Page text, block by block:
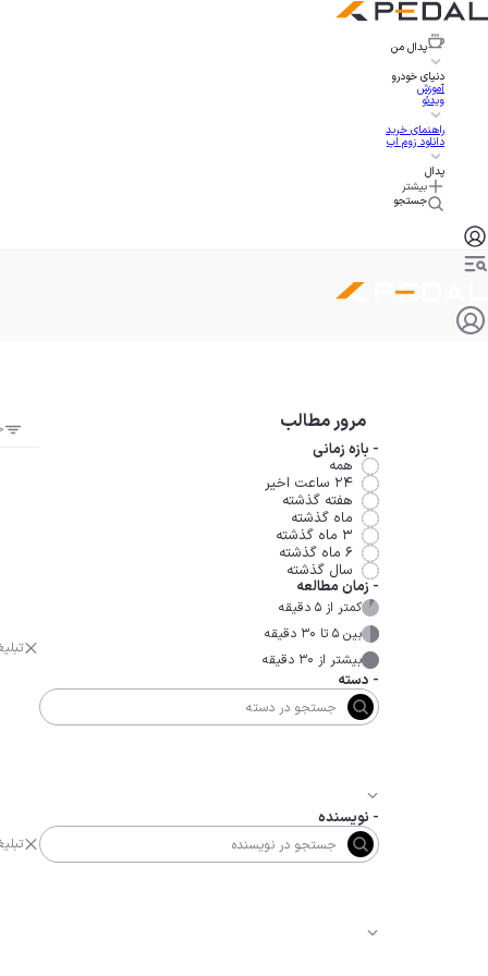
پدال من
دنیای خودرو
آموزش
ویدئو
راهنمای خرید
دانلود زوم اپ
پدال
بیشتر
جستجو
مرور مطالب
- بازه زمانی
همه
۲۴ ساعت اخیر
هفته گذشته
ماه گذشته
۳ ماه گذشته
۶ ماه گذشته
سال گذشته
- زمان مطالعه
کمتر از ۵ دقیقه
بین ۵ تا ۳۰ دقیقه
بیشتر از ۳۰ دقیقه
- دسته
- نویسنده